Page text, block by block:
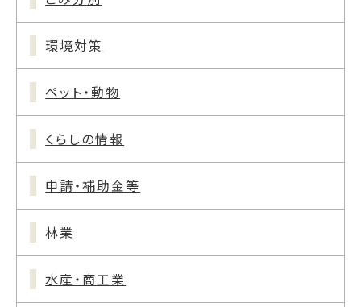
環境対策
ペット・動物
くらしの情報
申請・補助金等
林業
水産・商工業